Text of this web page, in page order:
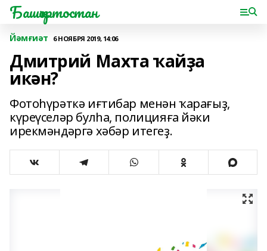
Башҡортостан
Йәмғиәт 6 НОЯБРЯ 2019, 14:06
Дмитрий Махта ҡайҙа
икән?
Фотоһүрәткә иғтибар менән ҡарағыҙ,
күреүселәр булһа, полицияға йәки
ирекмәндәргә хәбәр итегеҙ.